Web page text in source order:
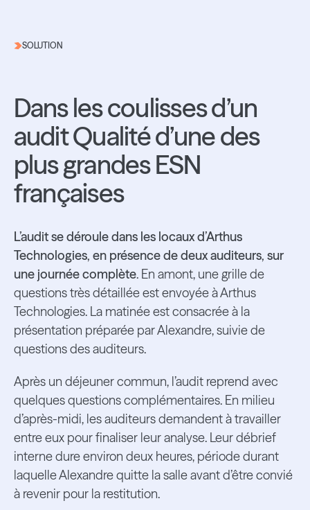
SOLUTION
Dans les coulisses d’un
audit Qualité d’une des
plus grandes ESN
françaises
L’audit se déroule dans les locaux d’Arthus
Technologies, en présence de deux auditeurs, sur
une journée complète. En amont, une grille de
questions très détaillée est envoyée à Arthus
Technologies. La matinée est consacrée à la
présentation préparée par Alexandre, suivie de
questions des auditeurs.
Après un déjeuner commun, l’audit reprend avec
quelques questions complémentaires. En milieu
d’après-midi, les auditeurs demandent à travailler
entre eux pour finaliser leur analyse. Leur débrief
interne dure environ deux heures, période durant
laquelle Alexandre quitte la salle avant d’être convié
à revenir pour la restitution.